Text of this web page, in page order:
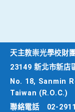
天主教崇光學校財
23149 新北市新店
No. 18, Sanmin
Taiwan (R.O.C.)
聯絡電話
02-